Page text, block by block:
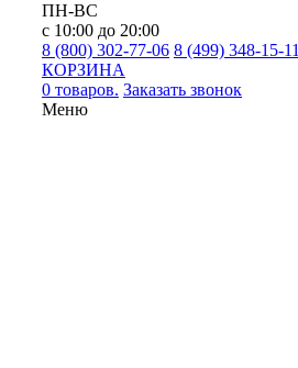
ПН-ВС
с 10:00 до 20:00
8 (800) 302-77-06 8 (499) 348-15-11
КОРЗИНА
0 товаров. Заказать звонок
Меню